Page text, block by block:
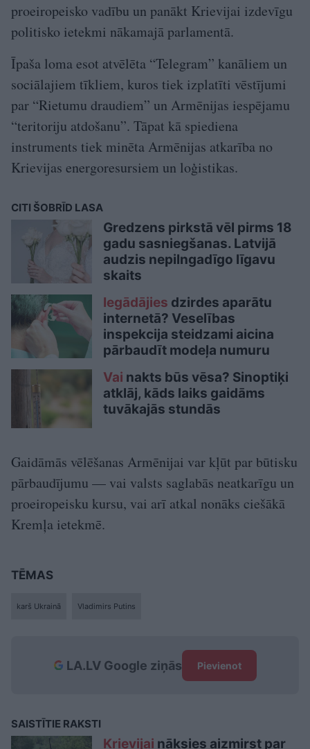
proeiropeisko vadību un panākt Krievijai izdevīgu
politisko ietekmi nākamajā parlamentā.
Īpaša loma esot atvēlēta “Telegram” kanāliem un
sociālajiem tīkliem, kuros tiek izplatīti vēstījumi
par “Rietumu draudiem” un Armēnijas iespējamu
“teritoriju atdošanu”. Tāpat kā spiediena
instruments tiek minēta Armēnijas atkarība no
Krievijas energoresursiem un loģistikas.
CITI ŠOBRĪD LASA
Gredzens pirkstā vēl pirms 18
gadu sasniegšanas. Latvijā
audzis nepilngadīgo līgavu
skaits
Iegādājies dzirdes aparātu
internetā? Veselības
inspekcija steidzami aicina
pārbaudīt modeļa numuru
Vai nakts būs vēsa? Sinoptiķi
atklāj, kāds laiks gaidāms
tuvākajās stundās
Gaidāmās vēlēšanas Armēnijai var kļūt par būtisku
pārbaudījumu — vai valsts saglabās neatkarīgu un
proeiropeisku kursu, vai arī atkal nonāks ciešākā
Kremļa ietekmē.
TĒMAS
karš Ukrainā Vladimirs Putins
LA.LV Google ziņās Pievienot
SAISTĪTIE RAKSTI
Krievijai nāksies aizmirst par